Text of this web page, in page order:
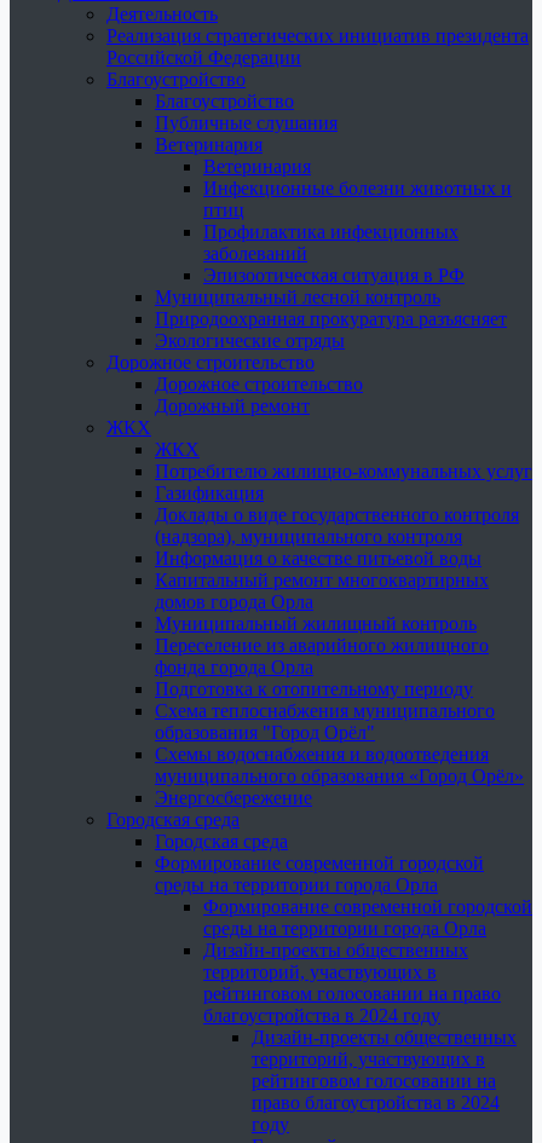
Деятельность
Реализация стратегических инициатив президента
Российской Федерации
Благоустройство
Благоустройство
Публичные слушания
Ветеринария
Ветеринария
Инфекционные болезни животных и
птиц
Профилактика инфекционных
заболеваний
Эпизоотическая ситуация в РФ
Муниципальный лесной контроль
Природоохранная прокуратура разъясняет
Экологические отряды
Дорожное строительство
Дорожное строительство
Дорожный ремонт
ЖКХ
ЖКХ
Потребителю жилищно-коммунальных услуг
Газификация
Доклады о виде государственного контроля
(надзора), муниципального контроля
Информация о качестве питьевой воды
Капитальный ремонт многоквартирных
домов города Орла
Муниципальный жилищный контроль
Переселение из аварийного жилищного
фонда города Орла
Подготовка к отопительному периоду
Схема теплоснабжения муниципального
образования "Город Орёл"
Схемы водоснабжения и водоотведения
муниципального образования «Город Орёл»
Энергосбережение
Городская среда
Городская среда
Формирование современной городской
среды на территории города Орла
Формирование современной городской
среды на территории города Орла
Дизайн-проекты общественных
территорий, участвующих в
рейтинговом голосовании на право
благоустройства в 2024 году
Дизайн-проекты общественных
территорий, участвующих в
рейтинговом голосовании на
право благоустройства в 2024
году